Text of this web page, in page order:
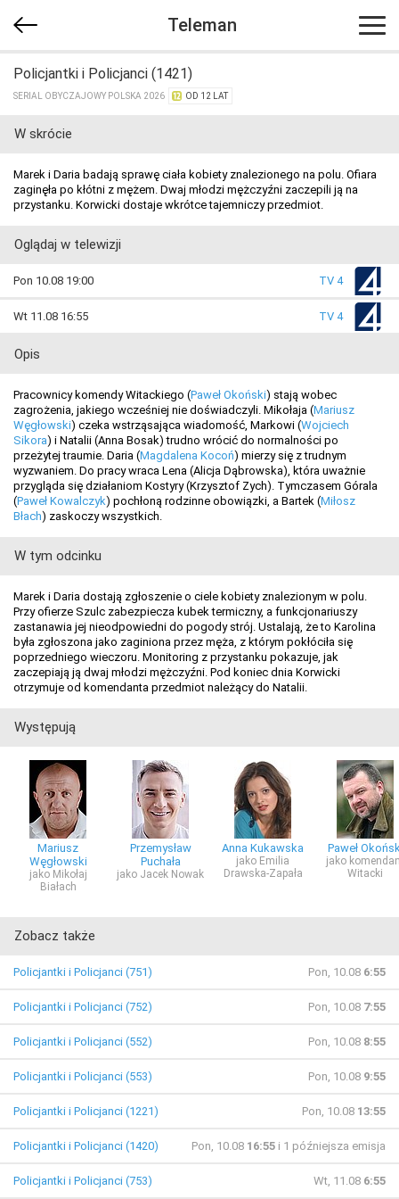
Teleman
Policjantki i Policjanci (1421)
SERIAL OBYCZAJOWY POLSKA 2026 OD 12 LAT
W skrócie
Marek i Daria badają sprawę ciała kobiety znalezionego na polu. Ofiara
zaginęła po kłótni z mężem. Dwaj młodzi mężczyźni zaczepili ją na
przystanku. Korwicki dostaje wkrótce tajemniczy przedmiot.
Oglądaj w telewizji
Pon 10.08 19:00 TV 4
Wt 11.08 16:55 TV 4
Opis
Pracownicy komendy Witackiego (Paweł Okoński) stają wobec
zagrożenia, jakiego wcześniej nie doświadczyli. Mikołaja (Mariusz
Węgłowski) czeka wstrząsająca wiadomość, Markowi (Wojciech
Sikora) i Natalii (Anna Bosak) trudno wrócić do normalności po
przeżytej traumie. Daria (Magdalena Kocoń) mierzy się z trudnym
wyzwaniem. Do pracy wraca Lena (Alicja Dąbrowska), która uważnie
przygląda się działaniom Kostyry (Krzysztof Zych). Tymczasem Górala
(Paweł Kowalczyk) pochłoną rodzinne obowiązki, a Bartek (Miłosz
Błach) zaskoczy wszystkich.
W tym odcinku
Marek i Daria dostają zgłoszenie o ciele kobiety znalezionym w polu.
Przy ofierze Szulc zabezpiecza kubek termiczny, a funkcjonariuszy
zastanawia jej nieodpowiedni do pogody strój. Ustalają, że to Karolina
była zgłoszona jako zaginiona przez męża, z którym pokłóciła się
poprzedniego wieczoru. Monitoring z przystanku pokazuje, jak
zaczepiają ją dwaj młodzi mężczyźni. Pod koniec dnia Korwicki
otrzymuje od komendanta przedmiot należący do Natalii.
Występują
Mariusz
Węgłowski
jako Mikołaj
Białach
Przemysław
Puchała
jako Jacek Nowak
Anna Kukawska
jako Emilia
Drawska-Zapała
Paweł
jako
Witacki
Zobacz także
Policjantki i Policjanci (751) Pon, 10.08 6:55
Policjantki i Policjanci (752) Pon, 10.08 7:55
Policjantki i Policjanci (552) Pon, 10.08 8:55
Policjantki i Policjanci (553) Pon, 10.08 9:55
Policjantki i Policjanci (1221) Pon, 10.08 13:55
Policjantki i Policjanci (1420) Pon, 10.08 16:55 i 1 późniejsza emisja
Policjantki i Policjanci (753) Wt, 11.08 6:55